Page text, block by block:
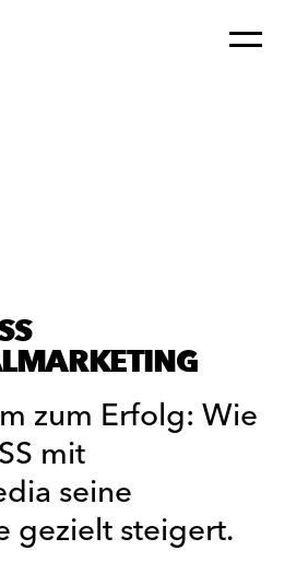
zum Erfolg: Wie
mit
seine
gezielt steigert.